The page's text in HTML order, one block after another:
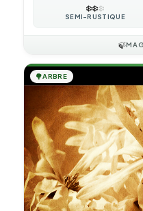
❄️❄️❄️
SEMI-RUSTIQUE
🍃
🌳ARBRE